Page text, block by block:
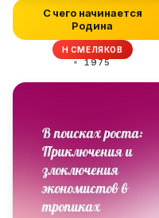
С чего начинается
Родина
Н СМЕЛЯКОВ
1975